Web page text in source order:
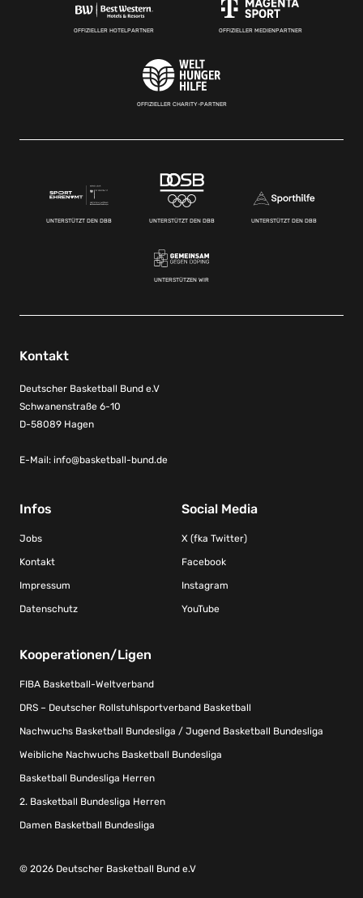
OFFIZIELLER HOTELPARTNER OFFIZIELLER MEDIENPARTNER
OFFIZIELLER CHARITY-PARTNER
UNTERSTÜTZT DEN DBB UNTERSTÜTZT DEN DBB UNTERSTÜTZT DEN DBB
UNTERSTÜTZEN WIR
Kontakt
Deutscher Basketball Bund e.V
Schwanenstraße 6-10
D-58089 Hagen
E-Mail: info@basketball-bund.de
Infos
Jobs
Kontakt
Impressum
Datenschutz
Social Media
X (fka Twitter)
Facebook
Instagram
YouTube
Kooperationen/Ligen
FIBA Basketball-Weltverband
DRS – Deutscher Rollstuhlsportverband Basketball
Nachwuchs Basketball Bundesliga / Jugend Basketball Bundesliga
Weibliche Nachwuchs Basketball Bundesliga
Basketball Bundesliga Herren
2. Basketball Bundesliga Herren
Damen Basketball Bundesliga
© 2026 Deutscher Basketball Bund e.V